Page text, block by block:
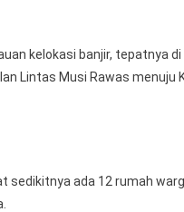
kelokasi banjir, tepatnya
Lintas Musi Rawas
ada 12 rumah